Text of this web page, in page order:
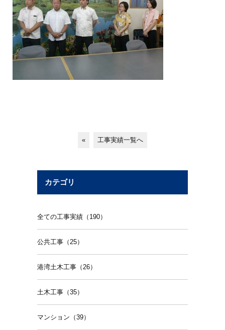
« 工事実績一覧へ
カテゴリ
全ての工事実績（190）
公共工事（25）
港湾土木工事（26）
土木工事（35）
マンション（39）